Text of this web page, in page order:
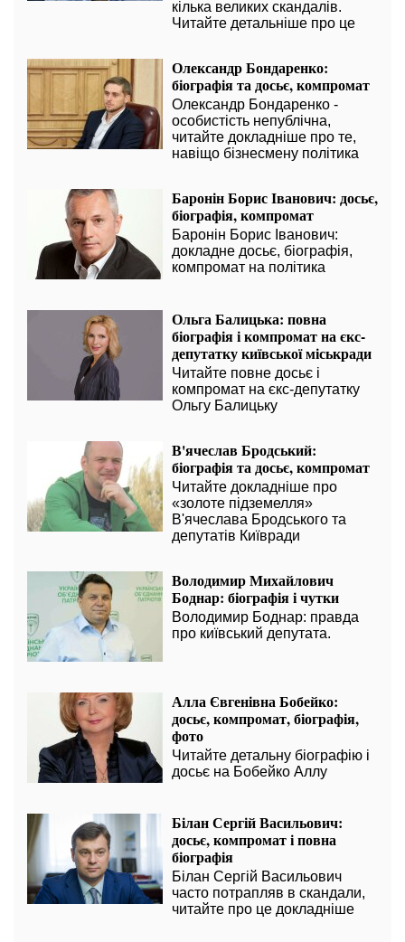
кілька великих скандалів.
Читайте детальніше про це
Олександр Бондаренко:
біографія та досьє, компромат
Олександр Бондаренко -
особистість непублічна,
читайте докладніше про те,
навіщо бізнесмену політика
Баронін Борис Іванович: досьє,
біографія, компромат
Баронін Борис Іванович:
докладне досьє, біографія,
компромат на політика
Ольга Балицька: повна
біографія і компромат на єкс-
депутатку київської міськради
Читайте повне досьє і
компромат на єкс-депутатку
Ольгу Балицьку
В'ячеслав Бродський:
біографія та досьє, компромат
Читайте докладніше про
«золоте підземелля»
В'ячеслава Бродського та
депутатів Київради
Володимир Михайлович
Боднар: біографія і чутки
Володимир Боднар: правда
про київський депутата.
Алла Євгенівна Бобейко:
досьє, компромат, біографія,
фото
Читайте детальну біографію і
досьє на Бобейко Аллу
Білан Сергій Васильович:
досьє, компромат і повна
біографія
Білан Сергій Васильович
часто потрапляв в скандали,
читайте про це докладніше